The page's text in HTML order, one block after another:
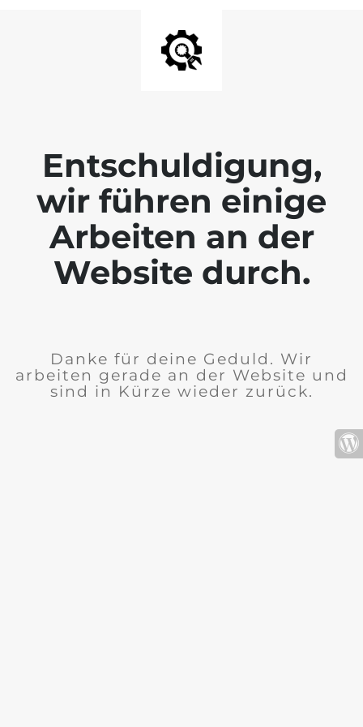
Entschuldigung,
wir führen einige
Arbeiten an der
Website durch.
Danke für deine Geduld. Wir
arbeiten gerade an der Website und
sind in Kürze wieder zurück.